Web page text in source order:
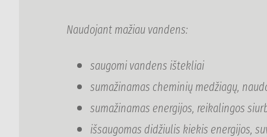
Naudojant mažiau vandens:
saugomi vandens ištekliai
sumažinamas cheminių medžiagų,
sumažinamas energijos, reikalingos
išsaugomas didžiulis kiekis energijos,